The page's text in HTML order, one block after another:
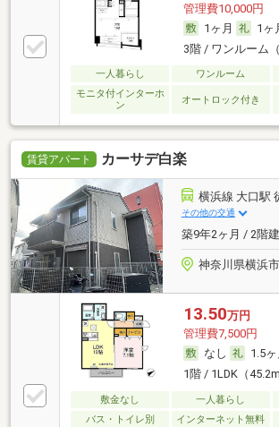
管理費10,000円
1ヶ月
1ヶ
3階 / ワンルーム
一人暮らし ワンルーム
モニタ付インターホ
ン
オートロック付き
賃貸アパート カーサデ白楽
横浜線 大口駅
その他の交通
築9年2ヶ月 / 2階建
神奈川県横浜
13.50万円
管理費7,500円
なし
1.5ヶ
1階 / 1LDK（45.2m
敷金なし 一人暮らし
バス・トイレ別
インターネット無料